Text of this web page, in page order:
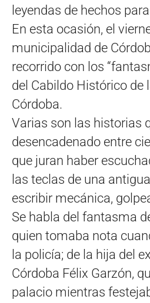
leyendas de hechos
En esta ocasión, el
municipalidad de
recorrido con los
del Cabildo Histórico de
Córdoba.
Varias son las historias
desencadenado entre
que juran haber
las teclas de una
escribir mecánica,
Se habla del fantasma
quien tomaba nota
la policía; de la hija del
Córdoba Félix Garzón,
palacio mientras